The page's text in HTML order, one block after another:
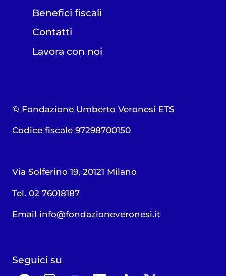
Benefici fiscali
Contatti
Lavora con noi
© Fondazione Umberto Veronesi ETS
Codice fiscale 97298700150
Via Solferino 19, 20121 Milano
Tel. 02 76018187
Email info@fondazioneveronesi.it
Seguici su